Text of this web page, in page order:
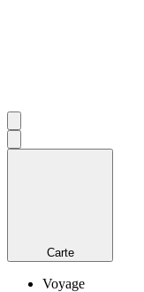
Carte
Voyage